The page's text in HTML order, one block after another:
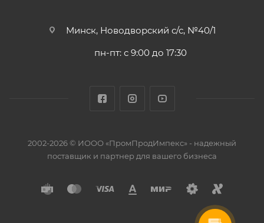
Минск, Новодворский с/с, №40/1
пн-пт: с 9:00 до 17:30
2002-2026 © ИООО «ПромПродИмпекс» - надежный
поставщик и партнер для вашего бизнеса